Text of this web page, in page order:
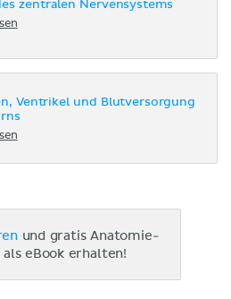
zentralen Nervensystems
Ventrikel und Blutversorgung
und gratis Anatomie-
als eBook erhalten!